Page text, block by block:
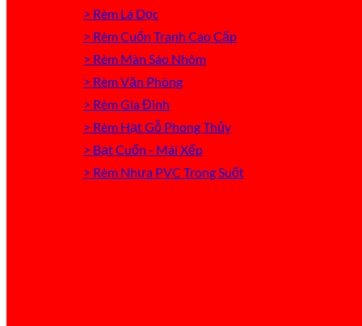
> Rèm Lá Dọc
> Rèm Cuốn Tranh Cao Cấp
> Rèm Màn Sáo Nhôm
> Rèm Văn Phòng
> Rèm Gia Đình
> Rèm Hạt Gỗ Phong Thủy
> Bạt Cuốn - Mái Xếp
> Rèm Nhựa PVC Trong Suốt